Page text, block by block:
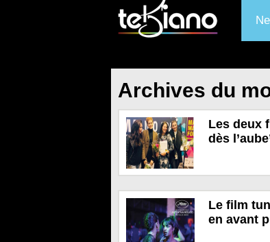
Archives du
Les deux
dès
Le film
en avant